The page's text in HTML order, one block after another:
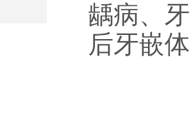
龋病、
后牙嵌